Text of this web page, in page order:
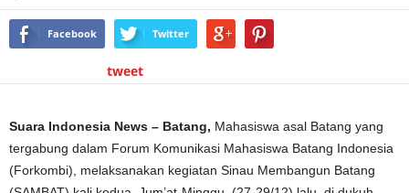
Facebook Twitter
tweet
Suara Indonesia News – Batang, Mahasiswa asal Batang yang
tergabung dalam Forum Komunikasi Mahasiswa Batang Indonesia
(Forkombi), melaksanakan kegiatan Sinau Membangun Batang